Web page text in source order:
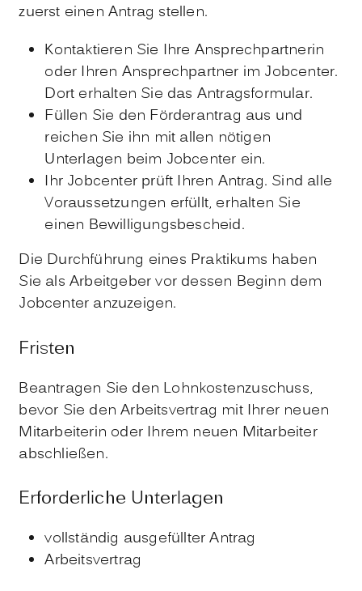
zuerst einen Antrag stellen.
Kontaktieren Sie Ihre Ansprechpartnerin
oder Ihren Ansprechpartner im Jobcenter.
Dort erhalten Sie das Antragsformular.
Füllen Sie den Förderantrag aus und
reichen Sie ihn mit allen nötigen
Unterlagen beim Jobcenter ein.
Ihr Jobcenter prüft Ihren Antrag. Sind alle
Voraussetzungen erfüllt, erhalten Sie
einen Bewilligungsbescheid.
Die Durchführung eines Praktikums haben
Sie als Arbeitgeber vor dessen Beginn dem
Jobcenter anzuzeigen.
Fristen
Beantragen Sie den Lohnkostenzuschuss,
bevor Sie den Arbeitsvertrag mit Ihrer neuen
Mitarbeiterin oder Ihrem neuen Mitarbeiter
abschließen.
Erforderliche Unterlagen
vollständig ausgefüllter Antrag
Arbeitsvertrag